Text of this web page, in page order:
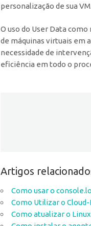
personalização de sua VM.
O uso do User Data
de máquinas virtuais em
necessidade de
eficiência em todo o
Artigos
Como usar o
Como Utilizar o
Como atualizar o